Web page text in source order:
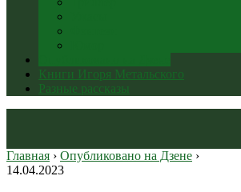
Книги Игоря Метальского
Разные рассказы
Главная › Опубликовано на Дзене ›
14.04.2023